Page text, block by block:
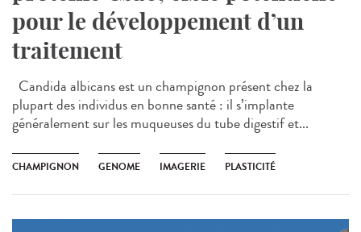
pour le développement d’un
traitement
Candida albicans est un champignon présent chez la
plupart des individus en bonne santé : il s’implante
généralement sur les muqueuses du tube digestif et...
CHAMPIGNON GENOME IMAGERIE PLASTICITÉ